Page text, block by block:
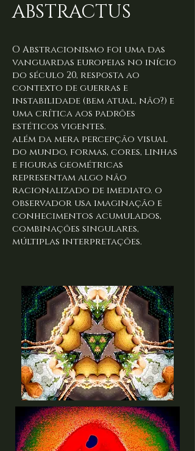
ABSTRACTUS
O Abstracionismo foi uma das
vanguardas europeias no início
do século 20, resposta ao
contexto de guerras e
instabilidade (bem atual, não?) e
uma crítica aos padrões
estéticos vigentes.
além da mera percepção visual
do mundo, formas, cores, linhas
e figuras geométricas
representam algo não
racionalizado de imediato. o
observador usa imaginação e
conhecimentos acumulados,
combinações singulares,
múltiplas interpretações.